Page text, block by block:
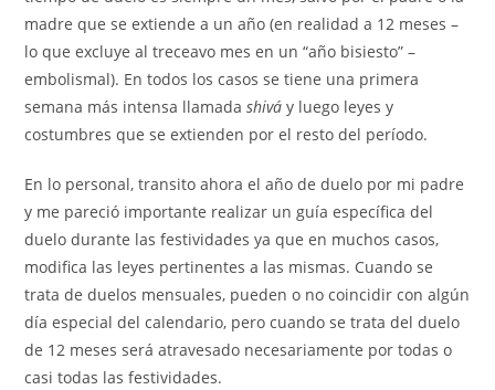
madre que se extiende a un año (en realidad a 12 meses –
lo que excluye al treceavo mes en un “año bisiesto” –
embolismal). En todos los casos se tiene una primera
semana más intensa llamadashiváy luego leyes y
costumbres que se extienden por el resto del período.
En lo personal, transito ahora el año de duelo por mi padre
y me pareció importante realizar un guía específica del
duelo durante las festividades ya que en muchos casos,
modifica las leyes pertinentes a las mismas. Cuando se
trata de duelos mensuales, pueden o no coincidir con algún
día especial del calendario, pero cuando se trata del duelo
de 12 meses será atravesado necesariamente por todas o
casi todas las festividades.